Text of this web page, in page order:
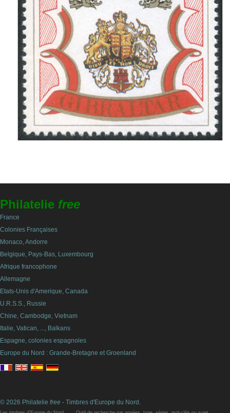
Philatelie free
France
Colonies Françaises
Monaco, Andorre
Belgique, Pays-Bas, Luxembourg
Afrique francophone
Allemagne
Etats-Unis d'Amerique, Canada
U.R.S.S., Russie
Chine, Cambodge, Vietnam
Italie, Vatican, ..., Balkans
Espagne, colonies espagnoles
Europe du Nord : Grande-Bretagne et Groenland
© 2026 Philatelie free - Timbres d'Europe du Nord.